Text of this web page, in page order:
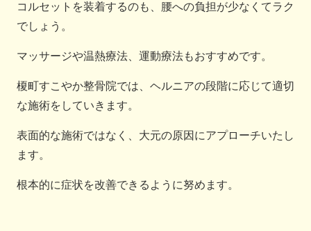
コルセットを装着するのも、腰への負担が少なくてラク
でしょう。
マッサージや温熱療法、運動療法もおすすめです。
榎町すこやか整骨院では、ヘルニアの段階に応じて適切
な施術をしていきます。
表面的な施術ではなく、大元の原因にアプローチいたし
ます。
根本的に症状を改善できるように努めます。